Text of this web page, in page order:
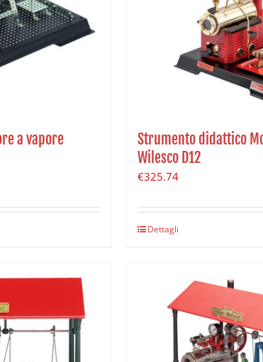
a vapore
Strumento didattico
Wilesco D12
€325.74
Dettagli